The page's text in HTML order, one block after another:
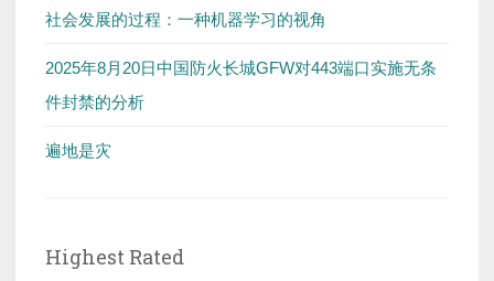
社会发展的过程：一种机器学习的视角
2025年8月20日中国防火长城GFW对443端口实施无条
件封禁的分析
遍地是灾
Highest Rated